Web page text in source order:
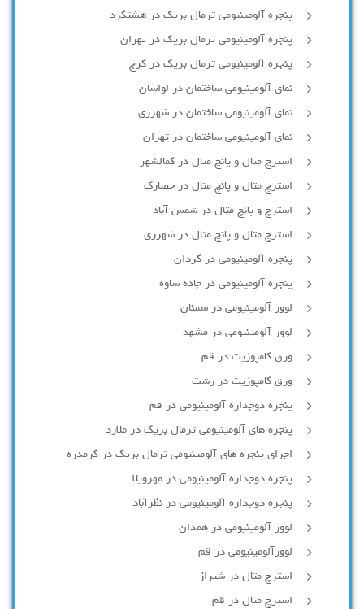
پنجره آلومینیومی ترمال بریک در هشتگرد
پنجره آلومینیومی ترمال بریک در تهران
پنجره آلومینیومی ترمال بریک در کرج
نمای آلومینیومی ساختمان در لواسان
نمای آلومینیومی ساختمان در شهرری
نمای آلومینیومی ساختمان در تهران
استرچ متال و پانچ متال در کمالشهر
استرچ متال و پانچ متال در حصارك
استرچ و پانچ متال در شمس آباد
استرچ متال و پانچ متال در شهرری
پنجره آلومینیومی در کردان
پنجره آلومینیومی در جاده ساوه
لوور آلومینیومی در سمنان
لوور آلومینیومی در مشهد
ورق کامپوزیت در قم
ورق کامپوزیت در رشت
پنجره دوجداره آلومينيومی در قم
پنجره های آلومینیومی ترمال بریک در ملارد
اجرای پنجره های آلومینیومی ترمال بریک در گرمدره
پنجره دوجداره آلومینیومی در مهرویلا
پنجره دوجداره آلومینیومی در نظرآباد
لوور آلومینیومی در همدان
لوورآلومینیومی در قم
استرچ متال در شیراز
استرچ متال در قم